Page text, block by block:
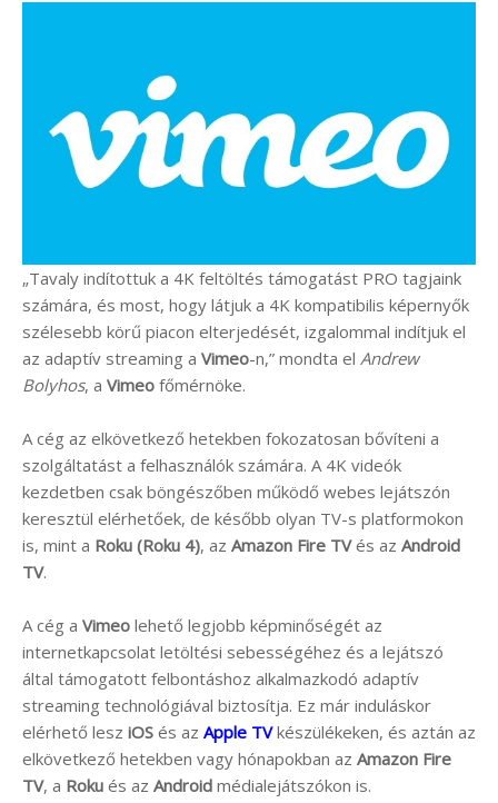
„Tavaly indítottuk a 4K feltöltés támogatást PRO tagjaink
számára, és most, hogy látjuk a 4K kompatibilis képernyők
szélesebb körű piacon elterjedését, izgalommal indítjuk el
az adaptív streaming a Vimeo-n,” mondta el Andrew
Bolyhos, a Vimeo főmérnöke.
A cég az elkövetkező hetekben fokozatosan bővíteni a
szolgáltatást a felhasználók számára. A 4K videók
kezdetben csak böngészőben működő webes lejátszón
keresztül elérhetőek, de később olyan TV-s platformokon
is, mint a Roku (Roku 4), az Amazon Fire TVés az Android
TV.
A cég a Vimeo lehető legjobb képminőségét az
internetkapcsolat letöltési sebességéhez és a lejátszó
által támogatott felbontáshoz alkalmazkodó adaptív
streaming technológiával biztosítja. Ez már induláskor
elérhető lesz iOS és az Apple TVkészülékeken, és aztán az
elkövetkező hetekben vagy hónapokban az Amazon Fire
TV, a Roku és az Android médialejátszókon is.